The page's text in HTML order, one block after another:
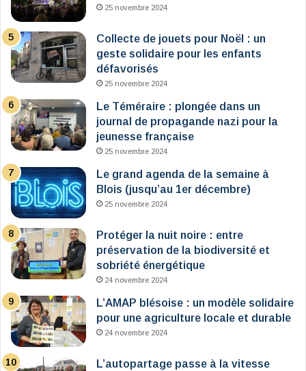
25 novembre 2024
Collecte de jouets pour Noël : un
geste solidaire pour les enfants
défavorisés
25 novembre 2024
Le Téméraire : plongée dans un
journal de propagande nazi pour la
jeunesse française
25 novembre 2024
Le grand agenda de la semaine à
Blois (jusqu’au 1er décembre)
25 novembre 2024
Protéger la nuit noire : entre
préservation de la biodiversité et
sobriété énergétique
24 novembre 2024
L’AMAP blésoise : un modèle solidaire
pour une agriculture locale et durable
24 novembre 2024
L’autopartage passe à la vitesse